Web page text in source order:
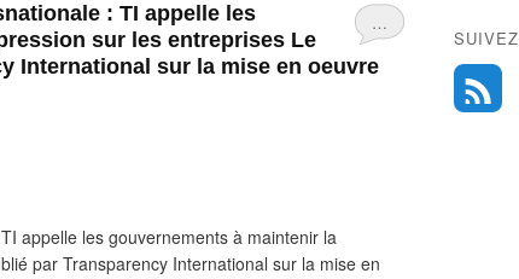
…
: TI appelle les
sur les entreprises Le
International sur la mise en oeuvre
appelle les gouvernements à maintenir la
par Transparency International sur la mise en